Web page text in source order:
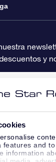
features and
information
OSR
OSR
Personalizada
Llévame a las
y